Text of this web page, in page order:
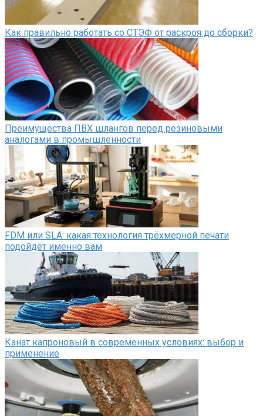
Как правильно работать со СТЭФ от раскроя до сборки?
Преимущества ПВХ шлангов перед резиновыми
аналогами в промышленности
FDM или SLA: какая технология трёхмерной печати
подойдёт именно вам
Канат капроновый в современных условиях: выбор и
применение